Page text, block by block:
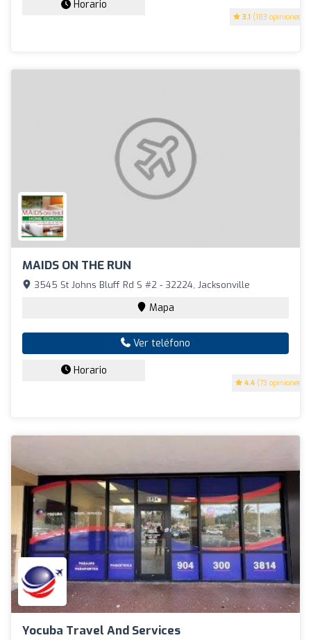
3.1 (183 opiniones)
Horario
MAIDS ON THE RUN
4.4 (73 opiniones)
3545 St Johns Bluff Rd S #2 - 32224, Jacksonville
Mapa
Ver teléfono
Horario
Yocuba Travel And Services